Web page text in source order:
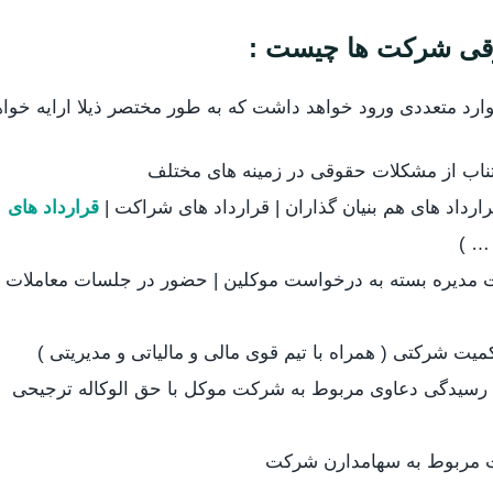
شرکت ها چیست :
متعددی ورود خواهد داشت که به طور مختصر ذیلا ارایه
از مشکلات حقوقی در زمینه های مختلف
های هم بنیان گذاران | قرارداد های شراکت | قرارداد های
… )
بسته به درخواست موکلین | حضور در جلسات معاملات
شرکتی ( همراه با تیم قوی مالی و مالیاتی و مدیریتی )
دعاوی مربوط به شرکت موکل با حق الوکاله ترجیحی
به سهامدارن شرکت